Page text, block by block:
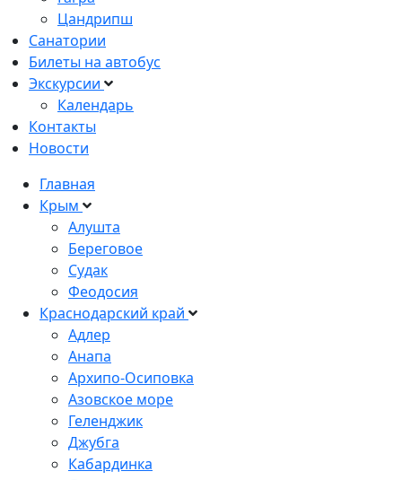
Цандрипш
Санатории
Билеты на автобус
Экскурсии
Календарь
Контакты
Новости
Главная
Крым
Алушта
Береговое
Судак
Феодосия
Краснодарский край
Адлер
Анапа
Архипо-Осиповка
Азовское море
Геленджик
Джубга
Кабардинка